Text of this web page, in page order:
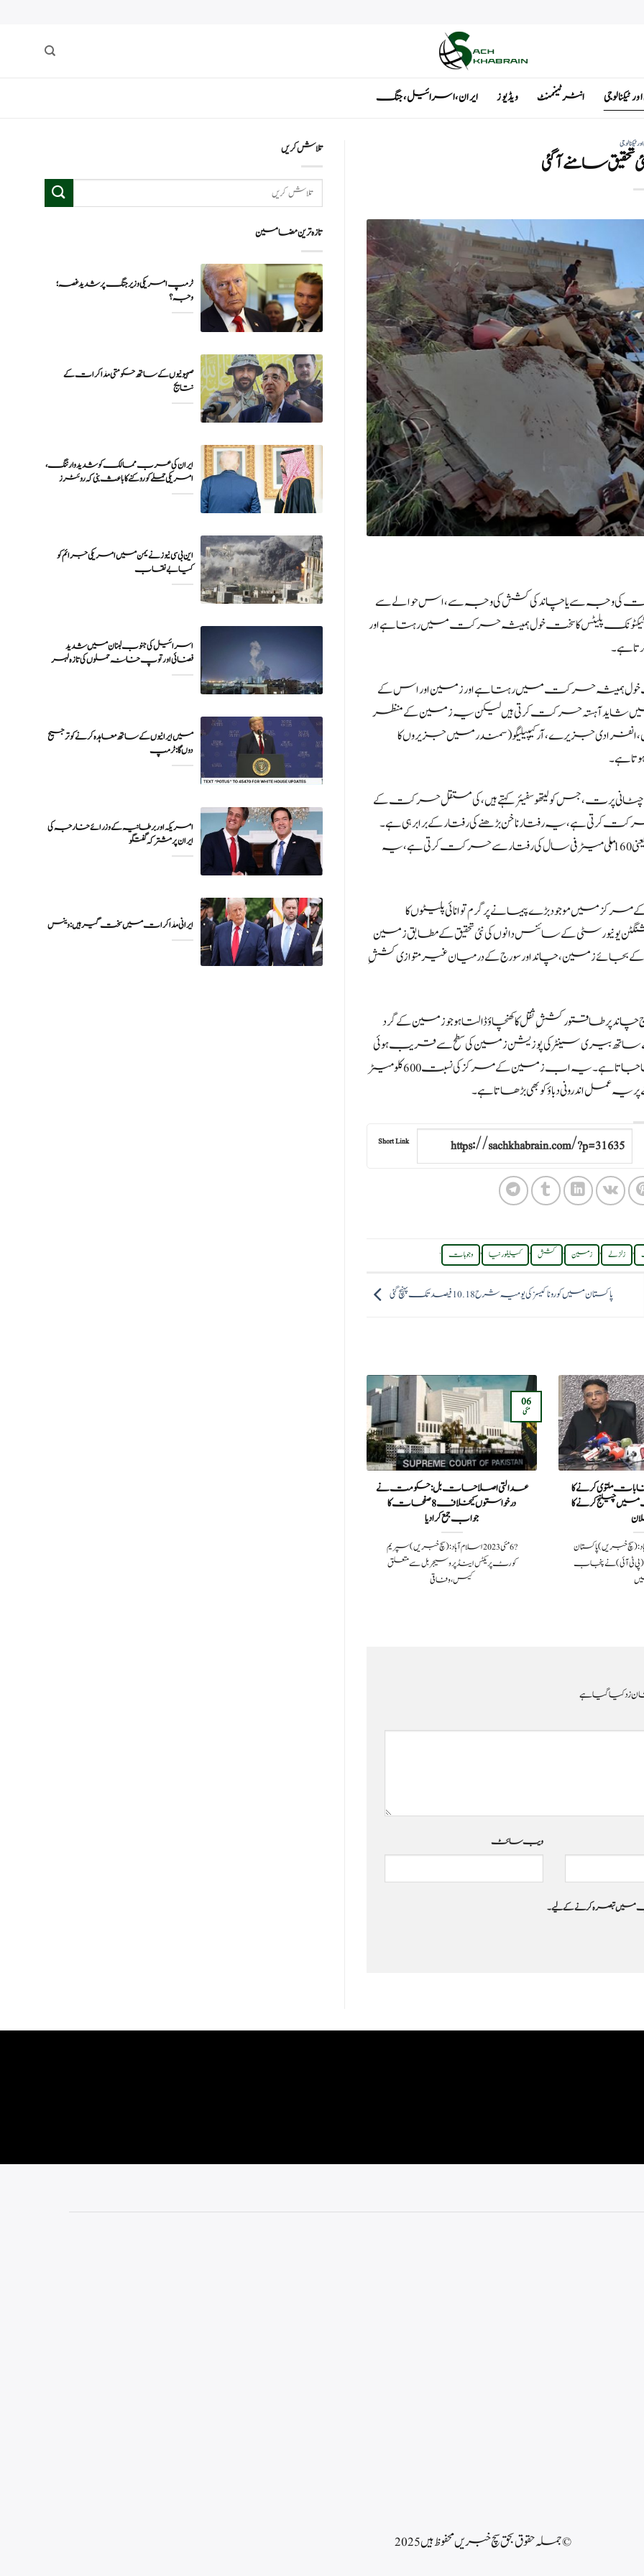
انٹرٹینمنٹ ویڈیوز ایران ، اسرائیل ، جنگ
سامنے آگئی
کی وجہ سے یا چاندکی کشش کی وجہ سے، اس حوالے سے
ٹیکٹونک پلیٹس کا سخت خول ہمیشہ حرکت میں رہتا ہے اور
ہے۔
خول ہمیشہ حرکت میں رہتا ہے اور زمین اور اس کے
پلیٹیں شاید آہستہ حرکت کرتی ہیں لیکن یہ زمین کے منظر
انفرادی جزیرے، آرکیپیلیگو (سمندر میں جزیروں کا
ہے۔
پرت، جس کو لیتھو سفیئر کہتے ہیں، کی مستقل حرکت کے
پلیٹ فی سال اوسطاً 40 ملی میٹر حرکت کرتی ہے، یہ رفتار ناخن بڑھنے کی رفتار کے برابر ہی ہے۔
جنوبی امریکا کی مغرب میں نازکا پلیٹ سب سے تیزی سے یعنی 160 ملی میٹر فی سال کی رفتار سے حرکت کرتی ہے، یہ
موجود بڑے پیمانے پر گرم توانائی پلیٹوں کا
کے سائنس دانوں کی نئی تحقیق کے مطابق زمین
اس کے بجائے زمین، چاند اور سورج کے درمیان غیر متوازی کششِ
چاند پر طاقتور کششِ ثقل کا کھنچاؤ ڈالتا ہو جو زمین کے گرد
کے ساتھ بیری سینٹر کی پوزیشن زمین کی سطح سے قریب ہوئی
ہے، بیری سینٹر زمین اور چاند کے سینٹر آف ماس کو کہا جاتا ہے۔ یہ اب زمین کے مرکز کی نسبت 600 کلو میٹر
عمل اندرونی دباؤ کو بھی بڑھاتا ہے۔
Short Link
, زلزلے , زمین , کشش , کیلیفورنیا , وجوہات .
پاکستان میں کورونا کیسز کی یومیہ شرح 10.18 فیصد تک پہنچ گئی
ملتوی کرنے کا
چیلنج کرنے کا
آباد:(سچ خبریں) پاکستان
آئی) نے پنجاب
عدالتی اصلاحات بل:حکومت نے
درخواستوں کیخلاف 8 صفحات کا
جواب جمع کرا دیا
?️ 6 مئی 2023اسلام آباد: (سچ خبریں) سپریم
کورٹ پریکٹس اینڈ پروسیجر بل سے متعلق
کیس،وفاقی
06
مئی
زد کیا گیا ہے
ویب‌ سائٹ
جب میں تبصرہ کرنے کےلیے۔
تلاش کریں
تازہ ترین مضامین
ٹرمپ امریکی وزیر جنگ پر شدید غصہ؛
وجہ ؟
صہیونیوں کے ساتھ حکومتی مذاکرات کے
نتایج
ایران کی عرب ممالک کو شدید وارننگ،
امریکی حملے کو روکنے کا باعث بنی کہ روئٹرز
این بی سی نیوز نے یمن میں امریکی جرائم کو
اسرائیل کی جنوب لبنان میں شدید
فضائی اور توپ خانہ حملوں کی تازہ لہر
میں ایرانیوں کے ساتھ معاہدہ کرنے کو ترجیح
دوں گا : ٹرمپ
امریکہ اور برطانیہ کے وزرائے خارجہ کی
ایران پر مشترکہ گفتگو
ایرانی مذاکرات میں سخت گیر ہیں: وینس
© جملہ حقوق بحق سچ خبریں محفوظ ہیں 2025